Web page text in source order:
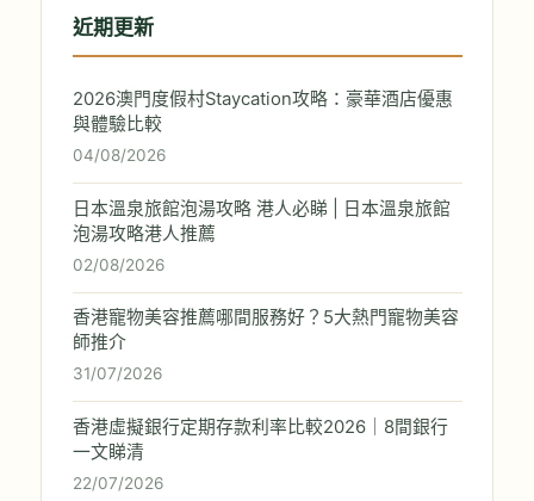
近期更新
2026澳門度假村Staycation攻略：豪華酒店優惠
與體驗比較
04/08/2026
日本溫泉旅館泡湯攻略 港人必睇 | 日本溫泉旅館
泡湯攻略港人推薦
02/08/2026
香港寵物美容推薦哪間服務好？5大熱門寵物美容
師推介
31/07/2026
香港虛擬銀行定期存款利率比較2026｜8間銀行
一文睇清
22/07/2026